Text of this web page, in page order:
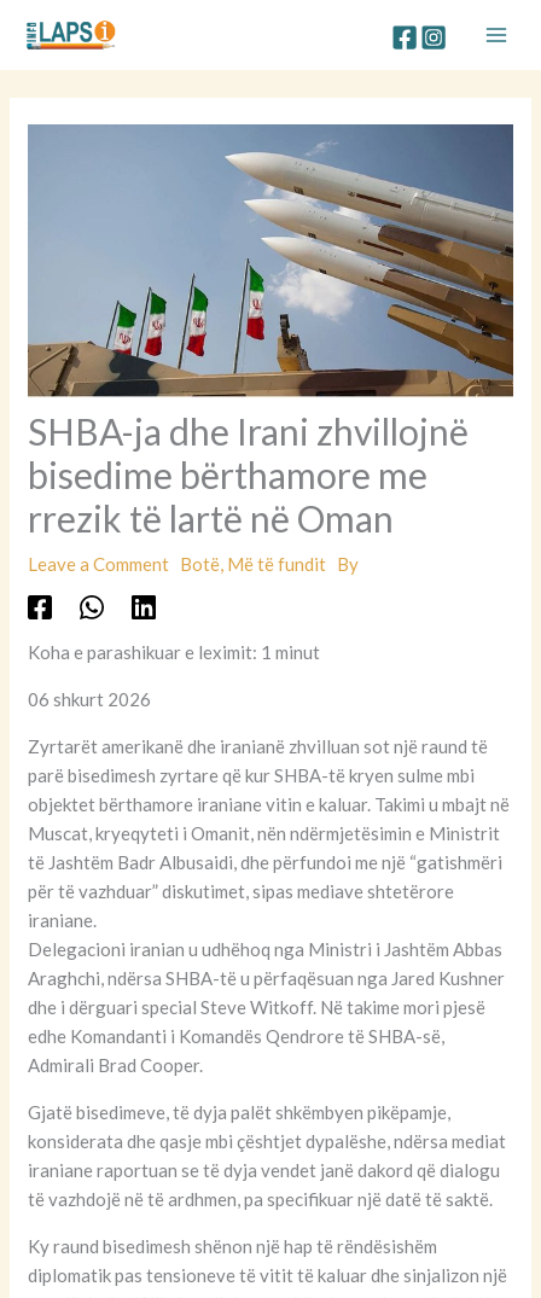
content
SHBA-ja dhe Irani zhvillojnë
bisedime bërthamore me
rrezik të lartë në Oman
Leave a Comment Botë, Më të fundit By
Koha e parashikuar e leximit: 1 minut
06 shkurt 2026
Zyrtarët amerikanë dhe iranianë zhvilluan sot një raund të
parë bisedimesh zyrtare që kur SHBA-të kryen sulme mbi
objektet bërthamore iraniane vitin e kaluar. Takimi u mbajt në
Muscat, kryeqyteti i Omanit, nën ndërmjetësimin e Ministrit
të Jashtëm Badr Albusaidi, dhe përfundoi me një “gatishmëri
për të vazhduar” diskutimet, sipas mediave shtetërore
iraniane.
Delegacioni iranian u udhëhoq nga Ministri i Jashtëm Abbas
Araghchi, ndërsa SHBA-të u përfaqësuan nga Jared Kushner
dhe i dërguari special Steve Witkoff. Në takime mori pjesë
edhe Komandanti i Komandës Qendrore të SHBA-së,
Admirali Brad Cooper.
Gjatë bisedimeve, të dyja palët shkëmbyen pikëpamje,
konsiderata dhe qasje mbi çështjet dypalëshe, ndërsa mediat
iraniane raportuan se të dyja vendet janë dakord që dialogu
të vazhdojë në të ardhmen, pa specifikuar një datë të saktë.
Ky raund bisedimesh shënon një hap të rëndësishëm
diplomatik pas tensioneve të vitit të kaluar dhe sinjalizon një